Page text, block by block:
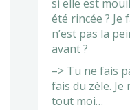
si elle est
été rincée ? Je
n’est pas la
avant ?
–> Tu ne fais
fais du zèle.
tout moi…